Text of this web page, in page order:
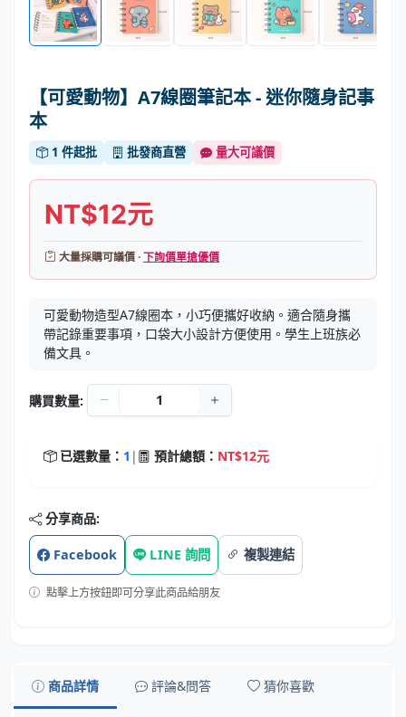
【可愛動物】A7線圈筆記本 - 迷你隨身記事
本
1 件起批 批發商直營 量大可議價
NT$12元
大量採購可議價 ·下詢價單搶優價
可愛動物造型A7線圈本，小巧便攜好收納。適合隨身攜
帶記錄重要事項，口袋大小設計方便使用。學生上班族必
備文具。
購買數量:
已選數量： 1 | 預計總額： NT$12元
分享商品:
Facebook LINE 詢問 複製連結
點擊上方按鈕即可分享此商品給朋友
商品詳情 評論&問答 猜你喜歡